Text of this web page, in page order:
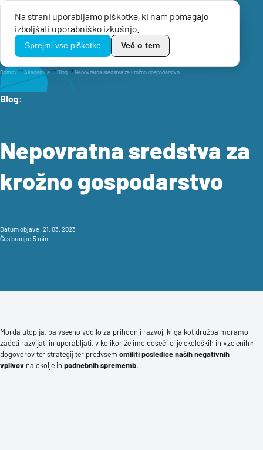
Na strani uporabljamo piškotke, ki nam pomagajo
izboljšati uporabniško izkušnjo.
Sprejmi vse piškotke Več o tem
TikoPro
Menu
Domov Akademija Blog Nepovratna sredstva za krožno gospodarstvo
Blog:
Nepovratna sredstva za
krožno gospodarstvo
Datum objave: 21. 03. 2023
Čas branja: 5 min
Morda utopija, pa vseeno vodilo za prihodnji razvoj, ki ga kot družba moramo
začeti razvijati in uporabljati, v kolikor želimo doseči cilje ekoloških in »zelenih«
dogovorov ter strategij ter predvsem omiliti posledice naših negativnih
vplivov na okolje in podnebnih sprememb.